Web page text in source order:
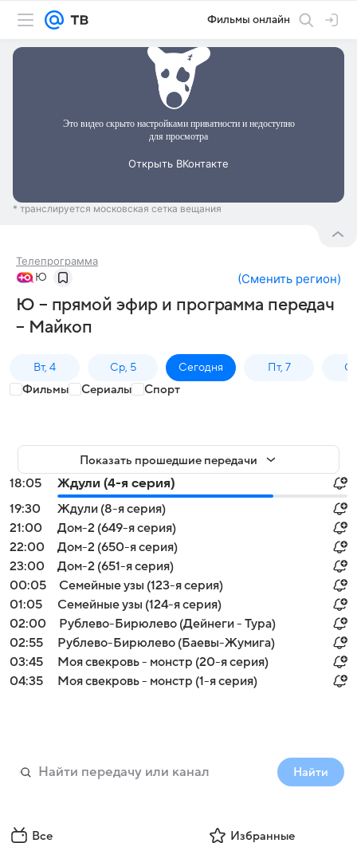
Фильмы онлайн
* транслируется московская сетка вещания
Телепрограмма
Ю (Сменить регион)
Ю – прямой эфир и программа передач
– Майкоп
Вт, 4 Ср, 5 Сегодня Пт, 7
Фильмы Сериалы Спорт
Показать прошедшие передачи
18:05
Ждули (4-я серия)
19:30
Ждули (8-я серия)
21:00
Дом-2 (649-я серия)
22:00
Дом-2 (650-я серия)
23:00
Дом-2 (651-я серия)
00:05
Семейные узы (123-я серия)
01:05
Семейные узы (124-я серия)
02:00
Рублево-Бирюлево (Дейнеги - Тура)
02:55
Рублево-Бирюлево (Баевы-Жумига)
03:45
Моя свекровь - монстр (20-я серия)
04:35
Моя свекровь - монстр (1-я серия)
Найти
Все Избранные